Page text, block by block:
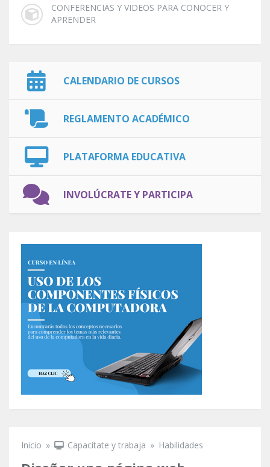
CONFERENCIAS Y VIDEOS PARA CONOCER Y
APRENDER
CALENDARIO DE CURSOS
REGLAMENTO ACADÉMICO
PLATAFORMA EDUCATIVA
INVOLÚCRATE Y PARTICIPA
Se encuentra usted aquí
Inicio » Capacítate y trabaja » Habilidades